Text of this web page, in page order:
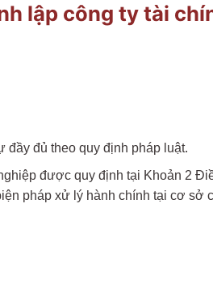
lập công ty tài
đầy đủ theo quy định pháp luật.
được quy định tại Khoản 2
pháp xử lý hành chính tại cơ